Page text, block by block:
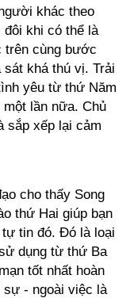
khác theo
đôi khi có thể là
trên cùng bước
khá thú vị. Trải
yêu từ thứ Năm
lần nữa. Chủ
sắp xếp lại cảm
cho thấy Song
thứ Hai giúp bạn
tin đó. Đó là loại
dụng từ thứ Ba
tốt nhất hoàn
sự - ngoài việc là